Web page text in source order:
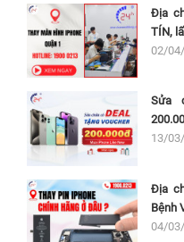
Địa
TÍN,
02/
Sửa
13/
Địa
Bệnh
04/